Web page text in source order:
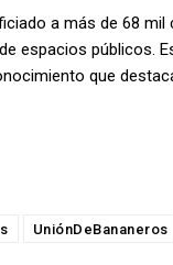
a más de 68
espacios públicos.
que
UniónDeBananeros